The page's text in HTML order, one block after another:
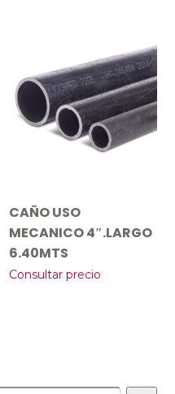
CAÑO USO
MECANICO 4″.LARGO
6.40MTS
Consultar precio